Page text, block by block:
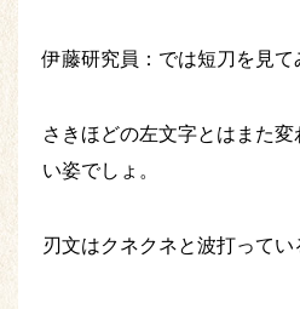
伊藤研究員：では短刀を見て
さきほどの左文字とはまた
い姿でしょ。
刃文はクネクネと波打ってい